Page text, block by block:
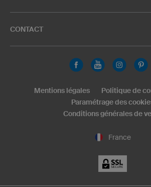
CONTACT
France
Mentions légales
Politique de
Paramétrage des
Conditions générales de